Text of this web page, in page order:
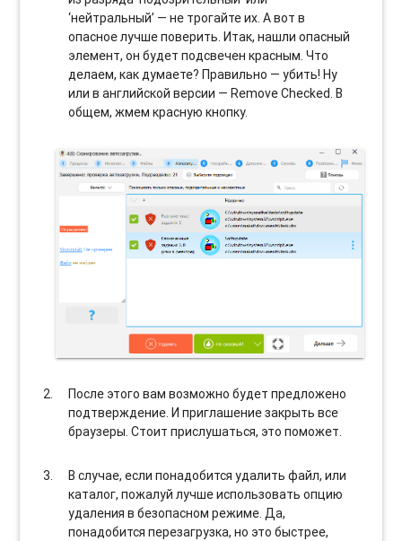
‘нейтральный’ — не трогайте их. А вот в
опасное лучше поверить. Итак, нашли опасный
элемент, он будет подсвечен красным. Что
делаем, как думаете? Правильно — убить! Ну
или в английской версии — Remove Checked. В
общем, жмем красную кнопку.
После этого вам возможно будет предложено
подтверждение. И приглашение закрыть все
браузеры. Стоит прислушаться, это поможет.
В случае, если понадобится удалить файл, или
каталог, пожалуй лучше использовать опцию
удаления в безопасном режиме. Да,
понадобится перезагрузка, но это быстрее,